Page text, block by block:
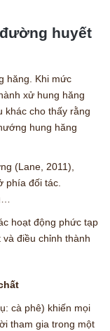
huyết
hăng. Khi mức
xử hung hăng
khác cho thấy rằng
hung hăng
(Lane, 2011),
phía đối tác.
hoạt động phức tạp
điều chỉnh thành
cà phê) khiến mọi
tham gia trong một